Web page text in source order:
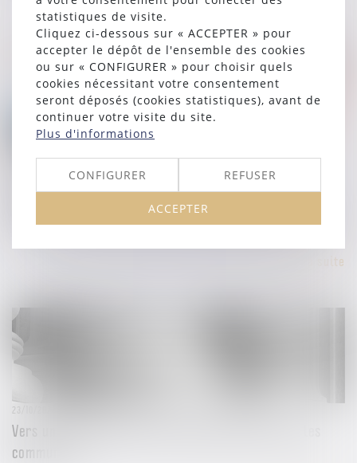
Lire la suite
Le groupe Loste est sanctionné à hauteur de 900 000
d’opérations de visite et saisie réalisées par l’Autorité
25/10/2024
Lire la suite
Vers une simplification des expropriations pour les
communes ?
23/10/2024
statistiques de visite.
Cliquez ci-dessous sur « ACCEPTER » pour
accepter le dépôt de l'ensemble des cookies
ou sur « CONFIGURER » pour choisir quels
cookies nécessitant votre consentement
seront déposés (cookies statistiques), avant de
continuer votre visite du site.
Plus d'informations
CONFIGURER REFUSER
ACCEPTER